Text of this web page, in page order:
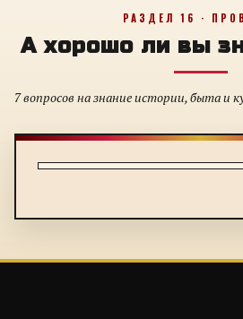
РАЗДЕЛ 16 ·
А хорошо ли вы
7 вопросов на знание истории, быта и